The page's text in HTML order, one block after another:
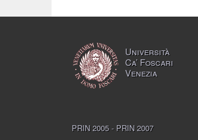
Università
Ca’ Foscari
Venezia
PRIN 2005 - PRIN 2007